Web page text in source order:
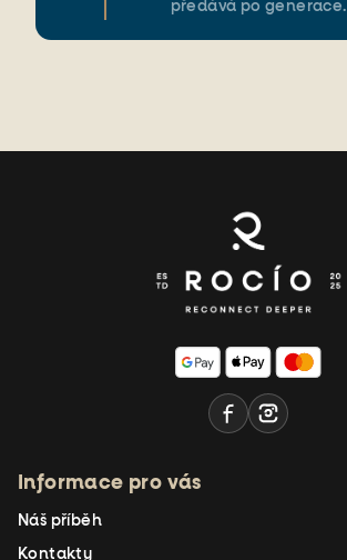
předává po generace.
Informace pro vás
Náš příběh
Kontakty